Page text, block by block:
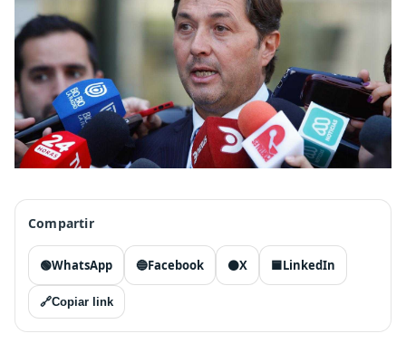
Compartir
🟢WhatsApp 🔵Facebook ⚫X 🟦LinkedIn
🔗Copiar link